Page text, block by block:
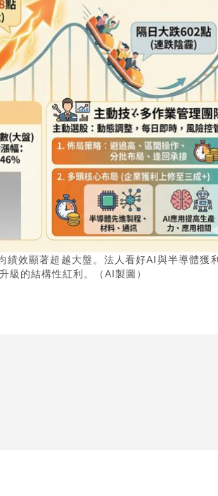
效顯著超越大盤。法人看好AI與半導體獲
級的結構性紅利。（AI製圖）